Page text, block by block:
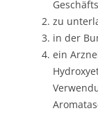
zu
in der
ein